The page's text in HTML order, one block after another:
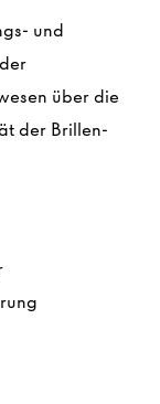
und
über die
der Brillen-